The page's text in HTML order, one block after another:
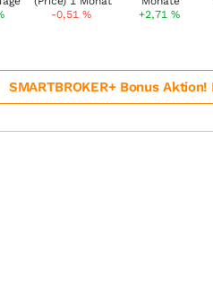
-0,51 % +2,71 %
SMARTBROKER+ Bonus